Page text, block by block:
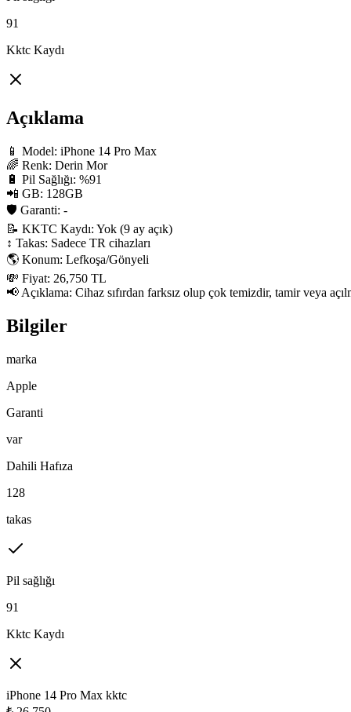
91
Kktc Kaydı
Açıklama
📱 Model: iPhone 14 Pro Max
🌈 Renk: Derin Mor
🔋 Pil Sağlığı: %91
📲 GB: 128GB
🛡 Garanti: -
📝 KKTC Kaydı: Yok (9 ay açık)
↕️ Takas: Sadece TR cihazları
🌎 Konum: Lefkoşa/Gönyeli
💸 Fiyat: 26,750 TL
📢 Açıklama: Cihaz sıfırdan farksız olup çok temizdir, tamir veya
Bilgiler
marka
Apple
Garanti
var
Dahili Hafıza
128
takas
Pil sağlığı
91
Kktc Kaydı
iPhone 14 Pro Max kktc